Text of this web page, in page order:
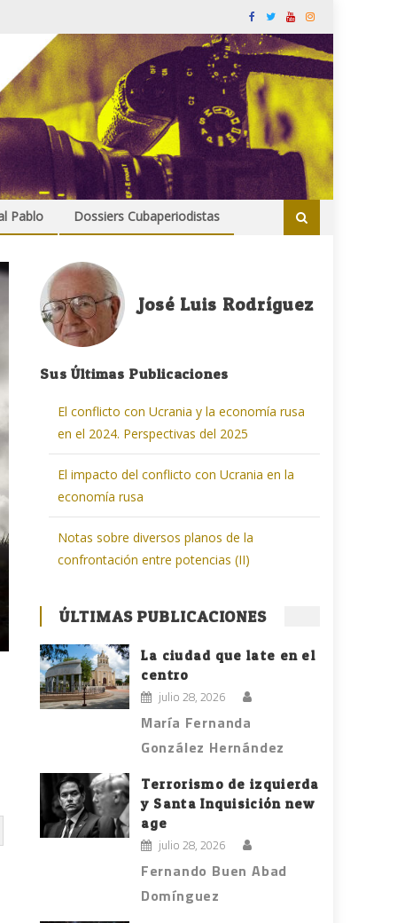
Pablo Dossiers Cubaperiodistas
José Luis Rodríguez
Sus Últimas Publicaciones
El conflicto con Ucrania y la economía rusa
en el 2024. Perspectivas del 2025
El impacto del conflicto con Ucrania en la
economía rusa
Notas sobre diversos planos de la
confrontación entre potencias (II)
ÚLTIMAS PUBLICACIONES
La ciudad que late en el
centro
julio 28, 2026
María Fernanda
González Hernández
Terrorismo de izquierda
y Santa Inquisición new
age
julio 28, 2026
Fernando Buen Abad
Domínguez